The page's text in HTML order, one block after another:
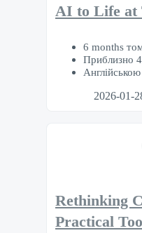
AI to Life at
6 months
Приблизно
2026-01-
Rethinking
Practical